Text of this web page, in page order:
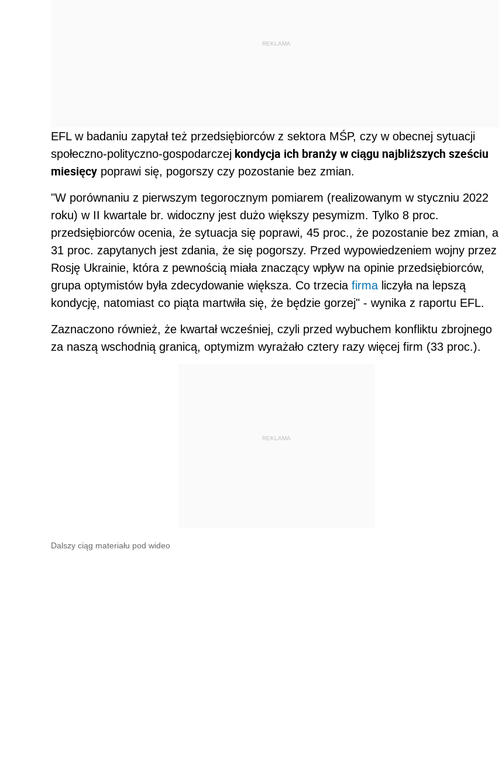
REKLAMA
EFL w badaniu zapytał też przedsiębiorców z sektora MŚP, czy w obecnej sytuacji
społeczno-polityczno-gospodarczej kondycja ich branży w ciągu najbliższych sześciu
miesięcy poprawi się, pogorszy czy pozostanie bez zmian.
"W porównaniu z pierwszym tegorocznym pomiarem (realizowanym w styczniu 2022
roku) w II kwartale br. widoczny jest dużo większy pesymizm. Tylko 8 proc.
przedsiębiorców ocenia, że sytuacja się poprawi, 45 proc., że pozostanie bez zmian, a
31 proc. zapytanych jest zdania, że się pogorszy. Przed wypowiedzeniem wojny przez
Rosję Ukrainie, która z pewnością miała znaczący wpływ na opinie przedsiębiorców,
grupa optymistów była zdecydowanie większa. Co trzecia firma liczyła na lepszą
kondycję, natomiast co piąta martwiła się, że będzie gorzej" - wynika z raportu EFL.
Zaznaczono również, że kwartał wcześniej, czyli przed wybuchem konfliktu zbrojnego
za naszą wschodnią granicą, optymizm wyrażało cztery razy więcej firm (33 proc.).
REKLAMA
Dalszy ciąg materiału pod wideo